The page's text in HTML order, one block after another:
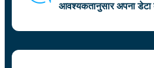
आवश्यकतानुसार अपना